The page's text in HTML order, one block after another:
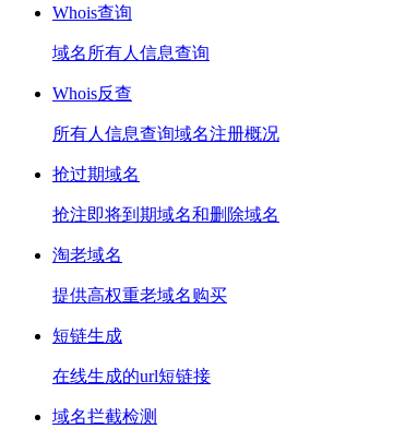
Whois查询
域名所有人信息查询
Whois反查
所有人信息查询域名注册概况
抢过期域名
抢注即将到期域名和删除域名
淘老域名
提供高权重老域名购买
短链生成
在线生成的url短链接
域名拦截检测